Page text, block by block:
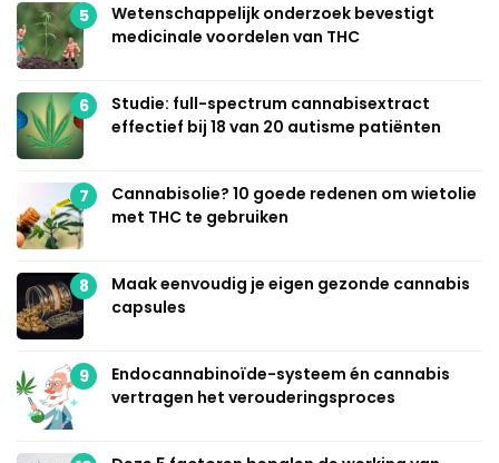
5
Wetenschappelijk onderzoek bevestigt
medicinale voordelen van THC
6
Studie: full-spectrum cannabisextract
effectief bij 18 van 20 autisme patiënten
7
Cannabisolie? 10 goede redenen om wietolie
met THC te gebruiken
8
Maak eenvoudig je eigen gezonde cannabis
capsules
9
Endocannabinoïde-systeem én cannabis
vertragen het verouderingsproces